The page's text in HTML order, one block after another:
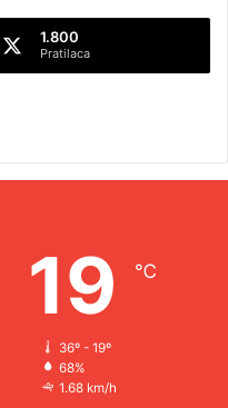
1.800
Pratilaca
19 ℃
36º - 19º
68%
1.68 km/h